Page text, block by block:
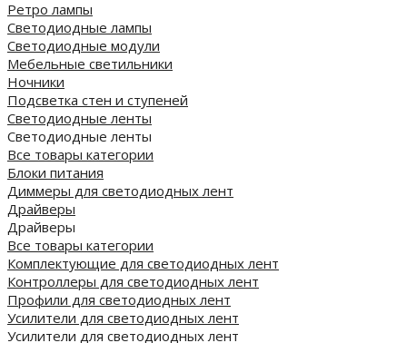
Ретро лампы
Светодиодные лампы
Светодиодные модули
Мебельные светильники
Ночники
Подсветка стен и ступеней
Светодиодные ленты
Светодиодные ленты
Все товары категории
Блоки питания
Диммеры для светодиодных лент
Драйверы
Драйверы
Все товары категории
Комплектующие для светодиодных лент
Контроллеры для светодиодных лент
Профили для светодиодных лент
Усилители для светодиодных лент
Усилители для светодиодных лент